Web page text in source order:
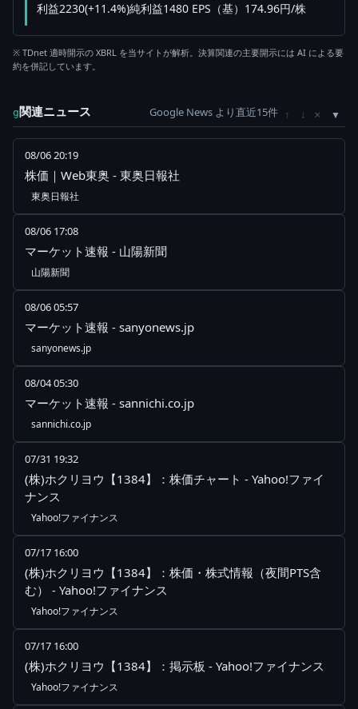
利益2230(+11.4%)純利益1480 EPS（基）174.96円/株
※ TDnet 適時開示の XBRL を当サイトが解析。決算関連の主要開示には AI による要
約を併記しています。
g関連ニュース Google News より直近15件 ↑ ↓ ×
08/06 20:19
株価｜Web東奥 - 東奥日報社
東奥日報社
08/06 17:08
マーケット速報 - 山陽新聞
山陽新聞
08/06 05:57
マーケット速報 - sanyonews.jp
sanyonews.jp
08/04 05:30
マーケット速報 - sannichi.co.jp
sannichi.co.jp
07/31 19:32
(株)ホクリヨウ【1384】：株価チャート - Yahoo!ファイ
ナンス
Yahoo!ファイナンス
07/17 16:00
(株)ホクリヨウ【1384】：株価・株式情報（夜間PTS含
む） - Yahoo!ファイナンス
Yahoo!ファイナンス
07/17 16:00
(株)ホクリヨウ【1384】：掲示板 - Yahoo!ファイナンス
Yahoo!ファイナンス